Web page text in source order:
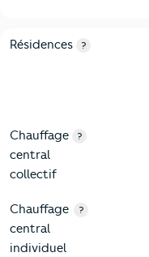
8-Chauffage
Critères Danestal
Résidences ?
Chauffage
central
collectif
?
Chauffage
central
individuel
?